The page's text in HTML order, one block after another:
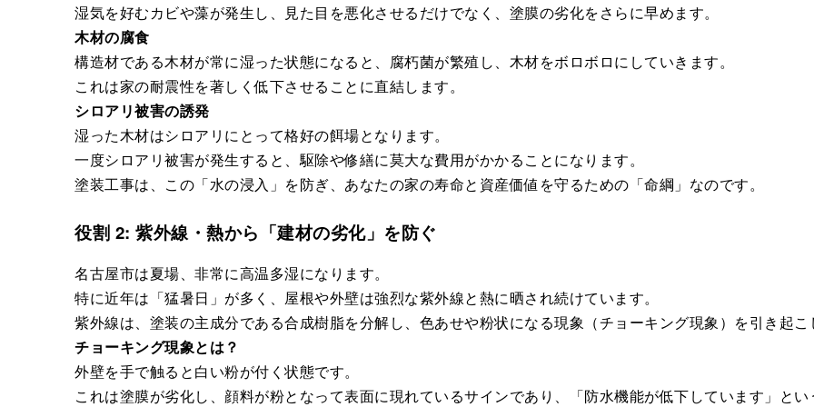
湿気を好むカビや藻が発生し、見た目を悪化させるだけでなく、塗膜の劣化をさらに早めます。
木材の腐食
構造材である木材が常に湿った状態になると、腐朽菌が繁殖し、木材をボロボロにしていきます。
これは家の耐震性を著しく低下させることに直結します。
シロアリ被害の誘発
湿った木材はシロアリにとって格好の餌場となります。
一度シロアリ被害が発生すると、駆除や修繕に莫大な費用がかかることになります。
塗装工事は、この「水の浸入」を防ぎ、あなたの家の寿命と資産価値を守るための「命綱」なのです。
役割 2: 紫外線・熱から「建材の劣化」を防ぐ
名古屋市は夏場、非常に高温多湿になります。
特に近年は「猛暑日」が多く、屋根や外壁は強烈な紫外線と熱に晒され続けています。
紫外線は、塗装の主成分である合成樹脂を分解し、色あせや粉状になる現象（チョーキング現象）を引き起こ
チョーキング現象とは？
外壁を手で触ると白い粉が付く状態です。
これは塗膜が劣化し、顔料が粉となって表面に現れているサインであり、「防水機能が低下しています」とい